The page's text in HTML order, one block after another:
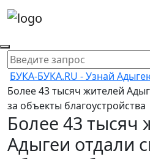
БУКА-БУКА.RU - Узнай
Более 43 тысяч жителей
за объекты благоустройства
Более 43 тысяч
Адыгеи отдали